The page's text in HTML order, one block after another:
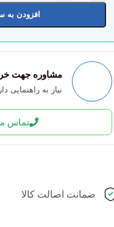
افزودن به
مشاوره جهت
نیاز به راهنمایی
تماس
ضمانت اصالت کالا